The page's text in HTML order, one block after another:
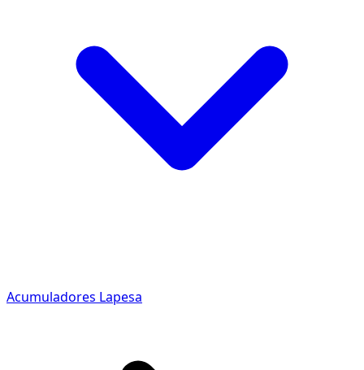
Acumuladores Lapesa